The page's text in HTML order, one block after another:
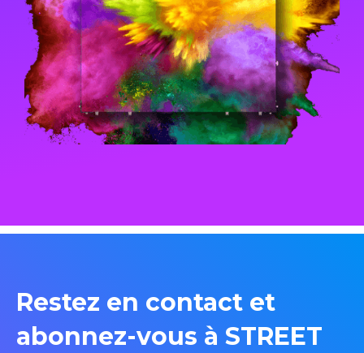
Restez en contact et
abonnez-vous à STREET